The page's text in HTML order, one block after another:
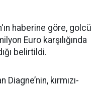
haberine göre, golcü
Euro karşılığında
belirtildi.
kırmızı-